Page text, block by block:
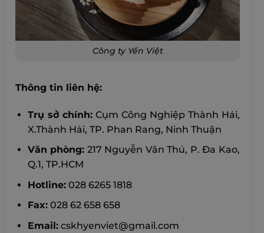
Công ty Yến Việt
Thông tin liên hệ:
Trụ sở chính:Cụm Công Nghiệp Thành Hải,
X.Thành Hải, TP. Phan Rang, Ninh Thuận
Văn phòng: 217 Nguyễn Văn Thủ, P. Đa Kao,
Q.1, TP.HCM
Hotline:028 6265 1818
Fax:028 62 658 658
Email: cskhyenviet@gmail.com